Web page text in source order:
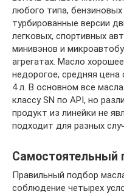
любого типа,
турбированные версии
легковых, спортивных
минивэнов и
агрегатах. Масло
недорогое, средняя цена
4 л. В основном все
классу SN по API, но
продукт из линейки не
подходит для разных
Самостоятельный
Правильный подбор
соблюдение четырех